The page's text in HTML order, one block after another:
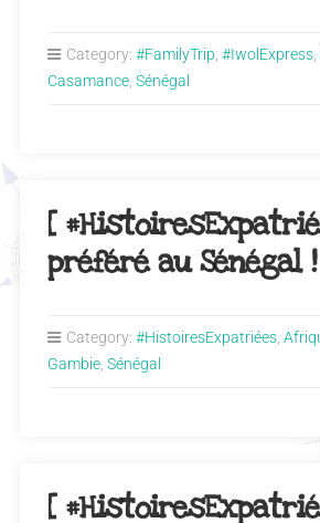
Category: #FamilyTrip, #IwolExpress,
Casamance, Sénégal
[
préféré au Sénégal !
Category: #HistoiresExpatriées,
Gambie, Sénégal
[